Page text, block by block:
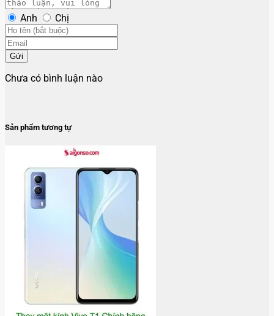
Anh Chị
Gửi
Chưa có bình luận nào
Sản phẩm tương tự